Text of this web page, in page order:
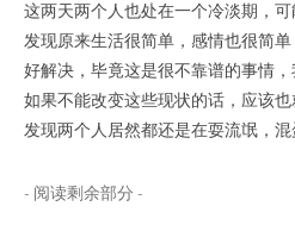
这两天两个人也处在一个冷淡期，
发现原来生活很简单，感情也很简
好解决，毕竟这是很不靠谱的事情
如果不能改变这些现状的话，应该
发现两个人居然都还是在耍流氓，
- 阅读剩余部分 -